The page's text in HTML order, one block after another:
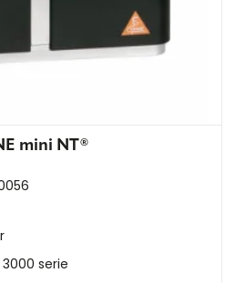
mini NT®
3000 serie